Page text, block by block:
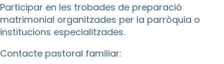
Participar en les trobades de preparació
matrimonial organitzades per la parròquia o
institucions especialitzades.
Contacte pastoral familiar: